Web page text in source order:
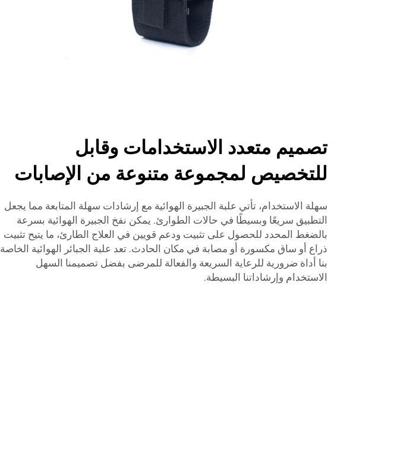
تصميم متعدد الاستخدامات وقابل
للتخصيص لمجموعة متنوعة من الإصابات
سهلة الاستخدام، تأتي علبة الجبيرة الهوائية مع إرشادات سهلة المتابعة مما يجعل
التطبيق سريعًا وبسيطًا في حالات الطوارئ. يمكن نفخ الجبيرة الهوائية بسرعة
بالضغط المحدد للحصول على تثبيت ودعم قويين في العلاج الطارئ، ما يتيح تثبيت
ذراع أو ساق مكسورة أو مصابة في مكان الحادث. تعد علبة الجبائر الهوائية الخاصة
بنا أداة ضرورية للرعاية السريعة والفعالة للمرضى بفضل تصميمنا السهل
الاستخدام وإرشاداتنا البسيطة.